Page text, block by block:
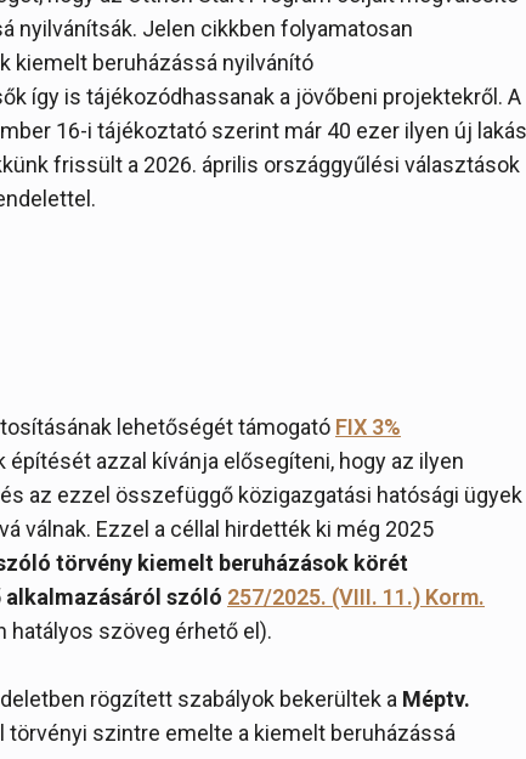
nyilvánítsák. Jelen cikkben folyamatosan
kiemelt beruházássá nyilvánító
így is tájékozódhassanak a jövőbeni projektekről. A
16-i tájékoztató szerint már 40 ezer ilyen új lakás
frissült a 2026. április országgyűlési választások
lehetőségét támogató FIX 3%
azzal kívánja elősegíteni, hogy az ilyen
az ezzel összefüggő közigazgatási hatósági ügyek
válnak. Ezzel a céllal hirdették ki még 2025
törvény kiemelt beruházások körét
szóló 257/2025. (VIII. 11.) Korm.
hatályos szöveg érhető el).
rögzített szabályok bekerültek a Méptv.
törvényi szintre emelte a kiemelt beruházássá